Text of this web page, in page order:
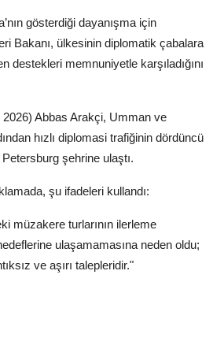
gösterdiği dayanışma için
Bakanı, ülkesinin diplomatik çabalara
destekleri memnuniyetle karşıladığını
Abbas Arakçi, Umman ve
hızlı diplomasi trafiğinin dördüncü
Petersburg şehrine ulaştı.
şu ifadeleri kullandı:
müzakere turlarının ilerleme
ulaşamamasına neden oldu;
ve aşırı talepleridir."